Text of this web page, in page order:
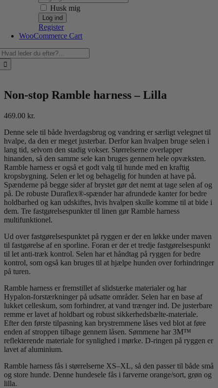
Husk mig
Register
WooCommerce Cart
Non-stop Ramble harness – Lilla
469.00 kr.
Denne sele til både hverdagsbrug og vandring er særligt velegnet til
hvalpe, da den er meget justerbar. Derfor kan hvalpen bruge selen i
lang tid, selvom den stadig vokser. Størrelserne overlapper
hinanden, så den samme sele kan bruges gennem hele opvæksten.
Ramble harness er også et godt valg til hunde med en kraftig
kropsbygning. Selen er let og behagelig for hunden at have på.
Spænderne på begge sider af brystet gør det nemt at tage selen af og
på. De robuste Duraflex®-spænder har afrundede kanter for bedre
holdbarhed og kan udskiftes, hvis hvalpen skulle komme til at bide i
dem. Tre fastgørelsespunkter til linen gør Ramble harness
multifunktionel.
Ud over fastgørelsespunktet på ryggen er der en løkke under maven
til fastgørelse af en sporline. Foran er der et tredje fastgørelsespunkt
til let anti-træk kontrol. Selen har et håndtag på ryggen for bedre
kontrol, som også kan bruges til at hjælpe hunden over forhindringer
på turen.
Ramble harness er fremstillet af slidstærke materialer og har
Hypalon-forstærkninger på udsatte områder. Selen har en base af
lukket celleskum, som forhindrer, at vand trænger ind. De justerbare
remme er lavet af holdbart og robust sikkerhedsbælte-materiale.
Efter den første tilpasning kan brystremmene låses ved blot at føre
enden af stroppen tilbage gennem låsen. Sømmene har 3M™
reflekterende materiale for synlighed i mørke. D-ringen på ryggen er
lavet af aluminium.
Ramble harness fås i størrelserne XS–XL, så den passer til både små
og store hunde. Denne hundesele fås i farverne orange/sort, grøn og
lilla.